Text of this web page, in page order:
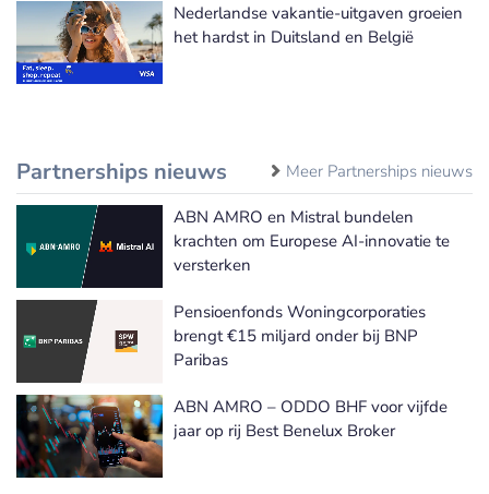
Nederlandse vakantie-uitgaven groeien
het hardst in Duitsland en België
Partnerships nieuws Meer Partnerships nieuws
ABN AMRO en Mistral bundelen
krachten om Europese AI-innovatie te
versterken
Pensioenfonds Woningcorporaties
brengt €15 miljard onder bij BNP
Paribas
ABN AMRO – ODDO BHF voor vijfde
jaar op rij Best Benelux Broker